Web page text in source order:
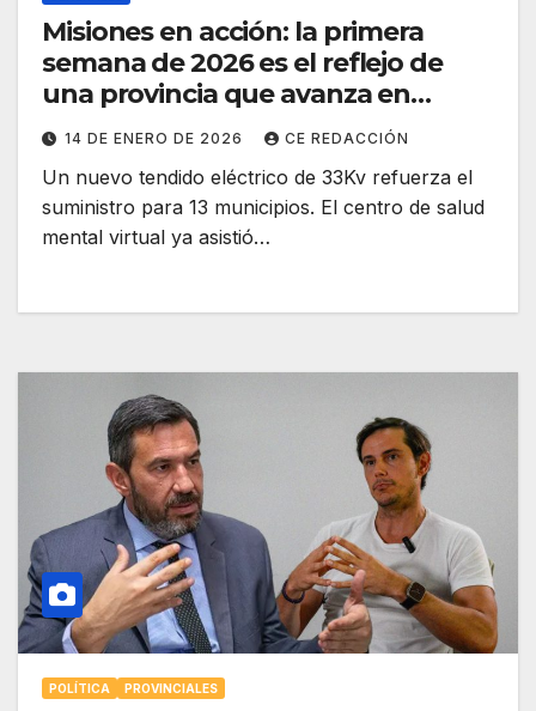
Misiones en acción: la primera
semana de 2026 es el reflejo de
una provincia que avanza en
obras, salud, producción y gestión
pública
14 DE ENERO DE 2026 CE REDACCIÓN
Un nuevo tendido eléctrico de 33Kv refuerza el
suministro para 13 municipios. El centro de salud
mental virtual ya asistió…
POLÍTICA PROVINCIALES